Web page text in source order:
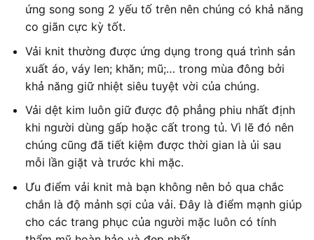
ứng song song 2 yếu tố trên nên chúng có khả năng
co giãn cực kỳ tốt.
Vải knit thường được ứng dụng trong quá trình sản
xuất áo, váy len; khăn; mũ;… trong mùa đông bởi
khả năng giữ nhiệt siêu tuyệt vời của chúng.
Vải dệt kim luôn giữ được độ phẳng phiu nhất định
khi người dùng gấp hoặc cất trong tủ. Vì lẽ đó nên
chúng cũng đã tiết kiệm được thời gian là ủi sau
mỗi lần giặt và trước khi mặc.
Ưu điểm vải knit mà bạn không nên bỏ qua chắc
chắn là độ mảnh sợi của vải. Đây là điểm mạnh giúp
cho các trang phục của người mặc luôn có tính